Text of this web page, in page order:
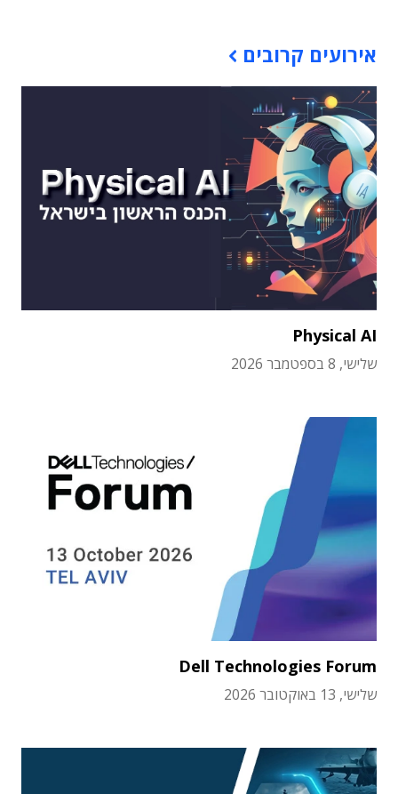
אירועים קרובים
Physical AI
שלישי, 8 בספטמבר 2026
Dell Technologies Forum
שלישי, 13 באוקטובר 2026